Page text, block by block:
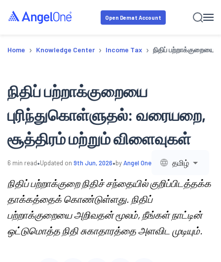
Open Demat Account
Home › Knowledge Center › Income Tax › நிதிப் பற்றாக்குறையை
நிதிப் பற்றாக்குறையை
புரிந்துகொள்ளுதல்: வரையறை,
சூத்திரம் மற்றும் விளைவுகள்
6 min read•Updated on 9th Jun, 2026•byAngel One தமிழ்
நிதிப் பற்றாக்குறை நிதிச் சந்தையில் குறிப்பிடத்தக்க
தாக்கத்தைக் கொண்டுள்ளது. நிதிப்
பற்றாக்குறையை அறிவதன் மூலம், நீங்கள் நாட்டின்
ஒட்டுமொத்த நிதி சுகாதாரத்தை அளவிட முடியும்.